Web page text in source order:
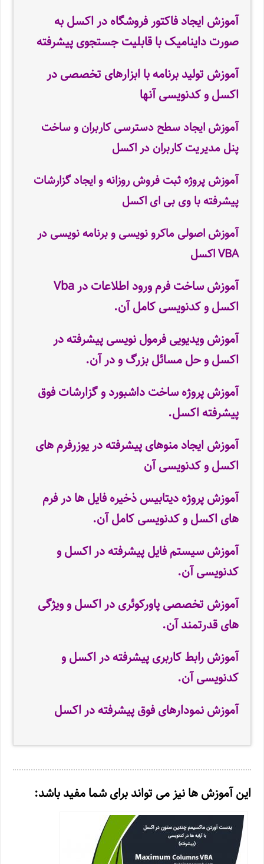
آموزش ایجاد فاکتور فروشگاه در اکسل به
صورت داینامیک با قابلیت جستجوی پیشرفته
آموزش تولید برنامه با ابزارهای تخصصی در
اکسل و کدنویسی آنها
آموزش ایجاد سطح دسترسی کاربران و ساخت
پنل مدیریت کاربران در اکسل
آموزش پروژه ثبت فروش روزانه و ایجاد گزارشات
پیشرفته با وی بی ای اکسل
آموزش اصولی ماکرو نویسی و برنامه نویسی در
VBA اکسل
آموزش ساخت فرم ورود اطلاعات در Vba
اکسل و کدنویسی کامل آن.
آموزش ویدیویی فرمول نویسی پیشرفته در
اکسل و حل مسائل بزرگ و در آن.
آموزش پروژه ساختداشبورد و گزارشات فوق
پیشرفته اکسل.
آموزش ایجاد منوهای پیشرفته در یوزرفرم های
اکسل و کدنویسی آن
آموزش پروژه دیتابیس ذخیره فایل ها در فرم
های اکسل و کدنویسی کامل آن.
آموزش سیستم فایل پیشرفته در اکسل و
کدنویسی آن.
آموزش تخصصی پاورکوئری در اکسل و ویژگی
های قدرتمند آن.
آموزش رابط کاربری پیشرفته در اکسل و
کدنویسی آن.
آموزش نمودارهای فوق پیشرفته در اکسل
این آموزش ها نیز می تواند برای شما مفید باشد: